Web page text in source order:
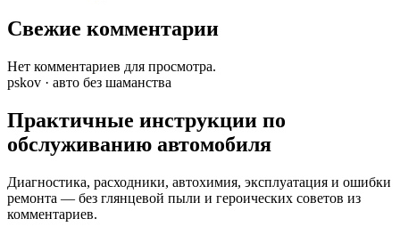
Свежие комментарии
Нет комментариев для просмотра.
pskov · авто без шаманства
Практичные инструкции по
обслуживанию автомобиля
Диагностика, расходники, автохимия, эксплуатация и ошибки
ремонта — без глянцевой пыли и героических советов из
комментариев.